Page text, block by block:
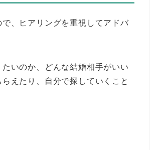
、ヒアリングを重視してアドバ
いのか、どんな結婚相手がいい
えたり、自分で探していくこと